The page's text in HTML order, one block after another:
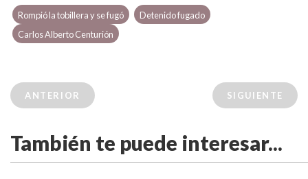
Rompió la tobillera y se fugó
Detenido fugado
Carlos Alberto Centurión
ANTERIOR SIGUIENTE
También te puede interesar...